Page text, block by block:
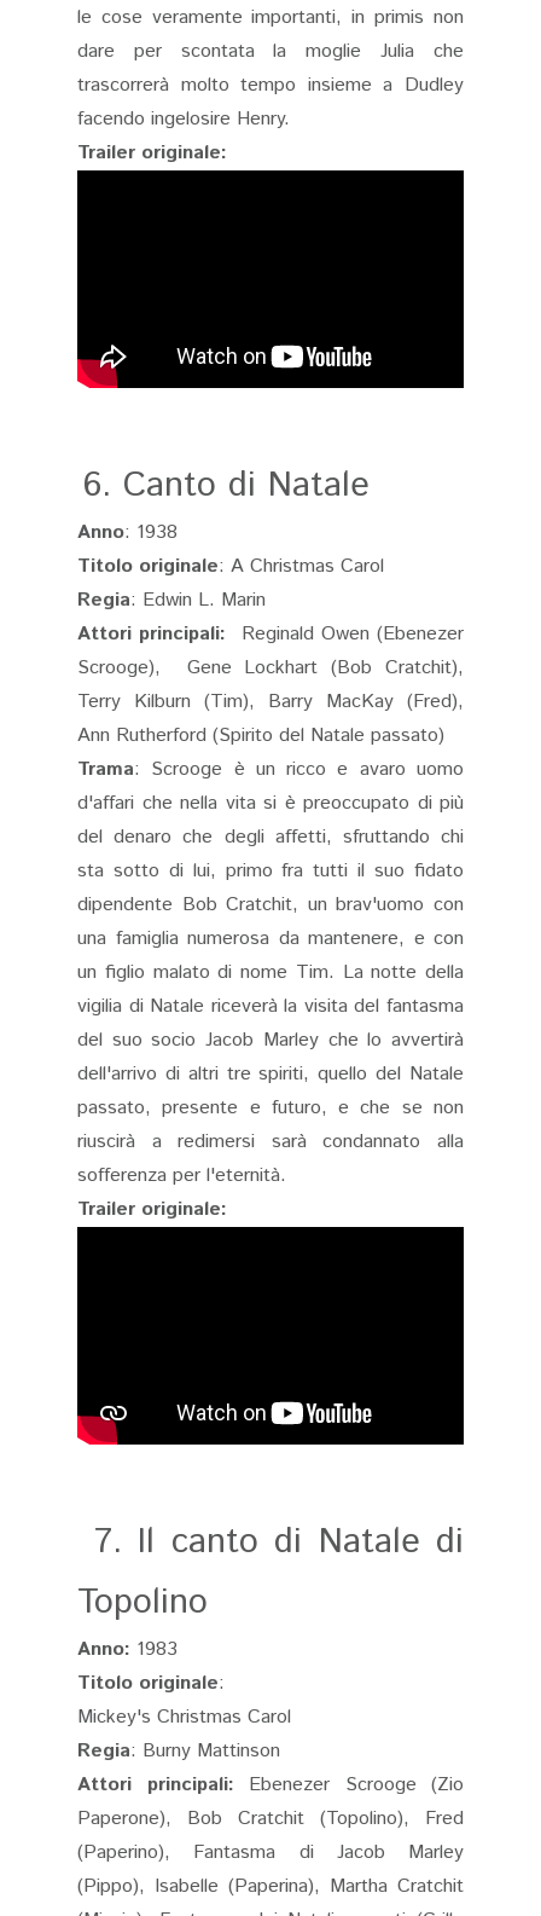
le cose veramente importanti, in primis non
dare per scontata la moglie Julia che
trascorrerà molto tempo insieme a Dudley
facendo ingelosire Henry.
Trailer originale:
6. Canto di Natale
Anno: 1938
Titolo originale: A Christmas Carol
Regia: Edwin L. Marin
Attori principali: Reginald Owen (Ebenezer
Scrooge), Gene Lockhart (Bob Cratchit),
Terry Kilburn (Tim), Barry MacKay (Fred),
Ann Rutherford (Spirito del Natale passato)
Trama: Scrooge è un ricco e avaro uomo
d'affari che nella vita si è preoccupato di più
del denaro che degli affetti, sfruttando chi
sta sotto di lui, primo fra tutti il suo fidato
dipendente Bob Cratchit, un brav'uomo con
una famiglia numerosa da mantenere, e con
un figlio malato di nome Tim. La notte della
vigilia di Natale riceverà la visita del fantasma
del suo socio Jacob Marley che lo avvertirà
dell'arrivo di altri tre spiriti, quello del Natale
passato, presente e futuro, e che se non
riuscirà a redimersi sarà condannato alla
sofferenza per l'eternità.
Trailer originale:
7. Il canto di Natale di
Topolino
Anno: 1983
Titolo originale:
Mickey's Christmas Carol
Regia: Burny Mattinson
Attori principali: Ebenezer Scrooge (Zio
Paperone), Bob Cratchit (Topolino), Fred
(Paperino), Fantasma di Jacob Marley
(Pippo), Isabelle (Paperina), Martha Cratchit